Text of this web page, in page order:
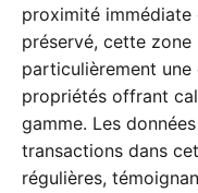
proximité immédiate
préservé, cette
particulièrement
propriétés offrant
gamme. Les
transactions dans
régulières,